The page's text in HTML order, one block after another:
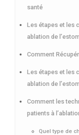
santé
Les étapes et les
ablation de
Comment
Les étapes et les
ablation de
Comment les
patients à
Quel type de